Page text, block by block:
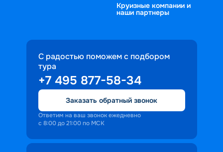
Круизные компании и
наши партнеры
С радостью поможем с подбором
тура
+7 495 877-58-34
Заказать обратный звонок
Ответим на ваш звонок ежедневно
с 8:00 до 21:00 по МСК